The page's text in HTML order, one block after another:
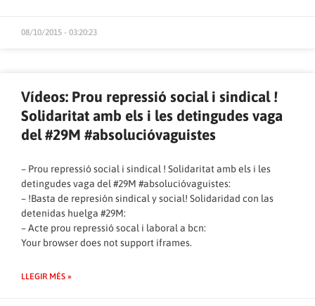
08/10/2015 - 03:20:23
Vídeos: Prou repressió social i sindical !
Solidaritat amb els i les detingudes vaga
del #29M #absolucióvaguistes
– Prou repressió social i sindical ! Solidaritat amb els i les
detingudes vaga del #29M #absolucióvaguistes:
– !Basta de represión sindical y social! Solidaridad con las
detenidas huelga #29M:
– Acte prou repressió socal i laboral a bcn:
Your browser does not support iframes.
LLEGIR MÉS »